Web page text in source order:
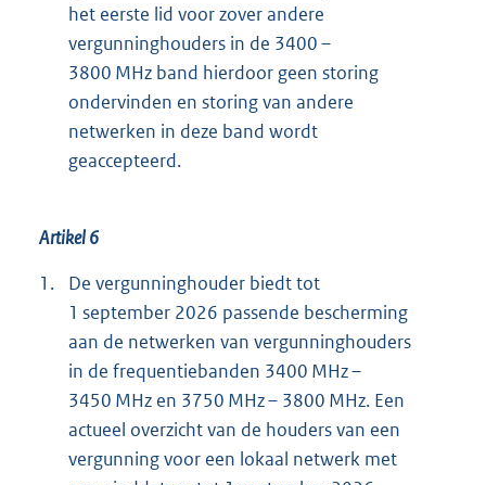
het eerste lid voor zover andere
vergunninghouders in de 3400 –
3800 MHz band hierdoor geen storing
ondervinden en storing van andere
netwerken in deze band wordt
geaccepteerd.
Artikel 6
1.
De vergunninghouder biedt tot
1 september 2026 passende bescherming
aan de netwerken van vergunninghouders
in de frequentiebanden 3400 MHz –
3450 MHz en 3750 MHz – 3800 MHz. Een
actueel overzicht van de houders van een
vergunning voor een lokaal netwerk met